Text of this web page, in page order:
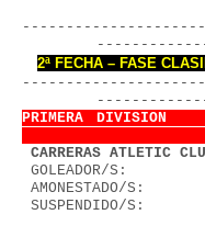
2ª FECHA – FASE
CARRERAS ATLETIC
GOLEADOR/S:
AMONESTADO/S:
SUSPENDIDO/S: